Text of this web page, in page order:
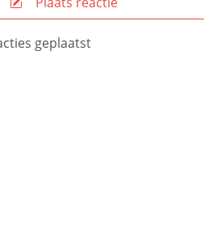
geplaatst